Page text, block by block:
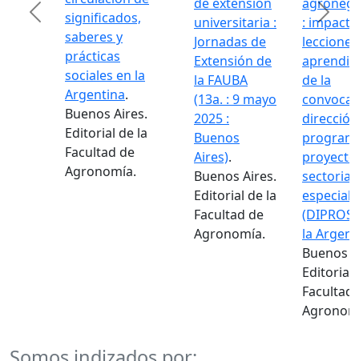
significados,
saberes y
prácticas
sociales en la
Argentina.
Buenos Aires.
Editorial de la
Facultad de
Agronomía.
universitaria :
Jornadas de
Extensión de
la FAUBA
(13a. : 9 mayo
2025 :
Buenos
Aires).
Buenos Aires.
Editorial de la
Facultad de
Agronomía.
:
lecciones
de la
la
Buenos
Editorial
Facultad
Previous Next